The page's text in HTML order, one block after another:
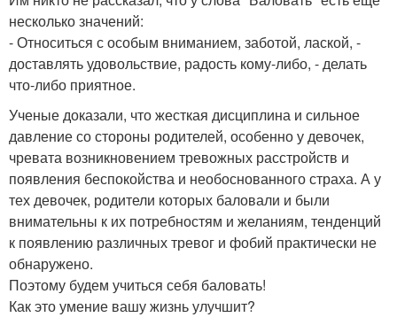
несколько значений:
- Относиться с особым вниманием, заботой, лаской, -
доставлять удовольствие, радость кому-либо, - делать
что-либо приятное.
Ученые доказали, что жесткая дисциплина и сильное
давление со стороны родителей, особенно у девочек,
чревата возникновением тревожных расстройств и
появления беспокойства и необоснованного страха. А у
тех девочек, родители которых баловали и были
внимательны к их потребностям и желаниям, тенденций
к появлению различных тревог и фобий практически не
обнаружено.
Поэтому будем учиться себя баловать!
Как это умение вашу жизнь улучшит?